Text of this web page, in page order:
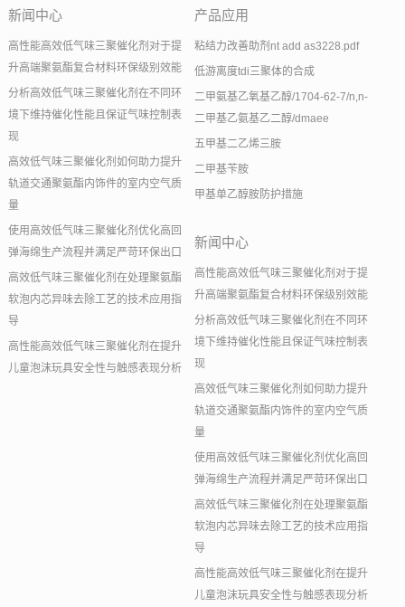
新闻中心
高性能高效低气味三聚催化剂对于提
升高端聚氨酯复合材料环保级别效能
分析高效低气味三聚催化剂在不同环
境下维持催化性能且保证气味控制表
现
高效低气味三聚催化剂如何助力提升
轨道交通聚氨酯内饰件的室内空气质
量
使用高效低气味三聚催化剂优化高回
弹海绵生产流程并满足严苛环保出口
高效低气味三聚催化剂在处理聚氨酯
软泡内芯异味去除工艺的技术应用指
导
高性能高效低气味三聚催化剂在提升
儿童泡沫玩具安全性与触感表现分析
产品应用
粘结力改善助剂nt add as3228.pdf
低游离度tdi三聚体的合成
二甲氨基乙氧基乙醇/1704-62-7/n,n-
二甲基乙氨基乙二醇/dmaee
五甲基二乙烯三胺
二甲基苄胺
甲基单乙醇胺防护措施
新闻中心
高性能高效低气味三聚催化剂对于提
升高端聚氨酯复合材料环保级别效能
分析高效低气味三聚催化剂在不同环
境下维持催化性能且保证气味控制表
现
高效低气味三聚催化剂如何助力提升
轨道交通聚氨酯内饰件的室内空气质
量
使用高效低气味三聚催化剂优化高回
弹海绵生产流程并满足严苛环保出口
高效低气味三聚催化剂在处理聚氨酯
软泡内芯异味去除工艺的技术应用指
导
高性能高效低气味三聚催化剂在提升
儿童泡沫玩具安全性与触感表现分析